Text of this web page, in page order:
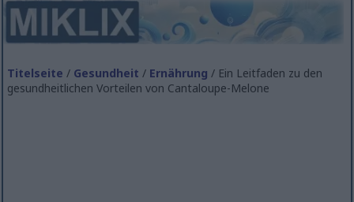
Titelseite / Gesundheit / Ernährung / Ein Leitfaden zu den
gesundheitlichen Vorteilen von Cantaloupe-Melone